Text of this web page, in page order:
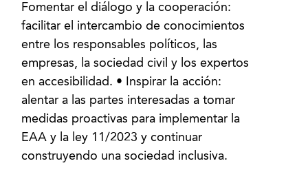
Fomentar el diálogo y la cooperación:
facilitar el intercambio de conocimientos
entre los responsables políticos, las
empresas, la sociedad civil y los expertos
en accesibilidad. • Inspirar la acción:
alentar a las partes interesadas a tomar
medidas proactivas para implementar la
EAA y la ley 11/2023 y continuar
construyendo una sociedad inclusiva.